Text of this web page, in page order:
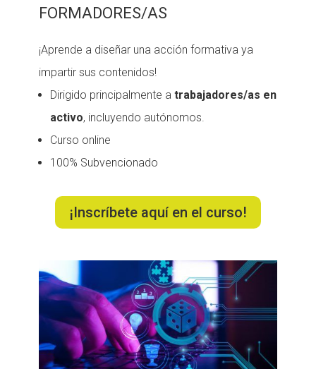
FORMADORES/AS
¡Aprende a diseñar una acción formativa ya
impartir sus contenidos!
Dirigido principalmente a trabajadores/as en
activo, incluyendo autónomos.
Curso online
100% Subvencionado
¡Inscríbete aquí en el curso!